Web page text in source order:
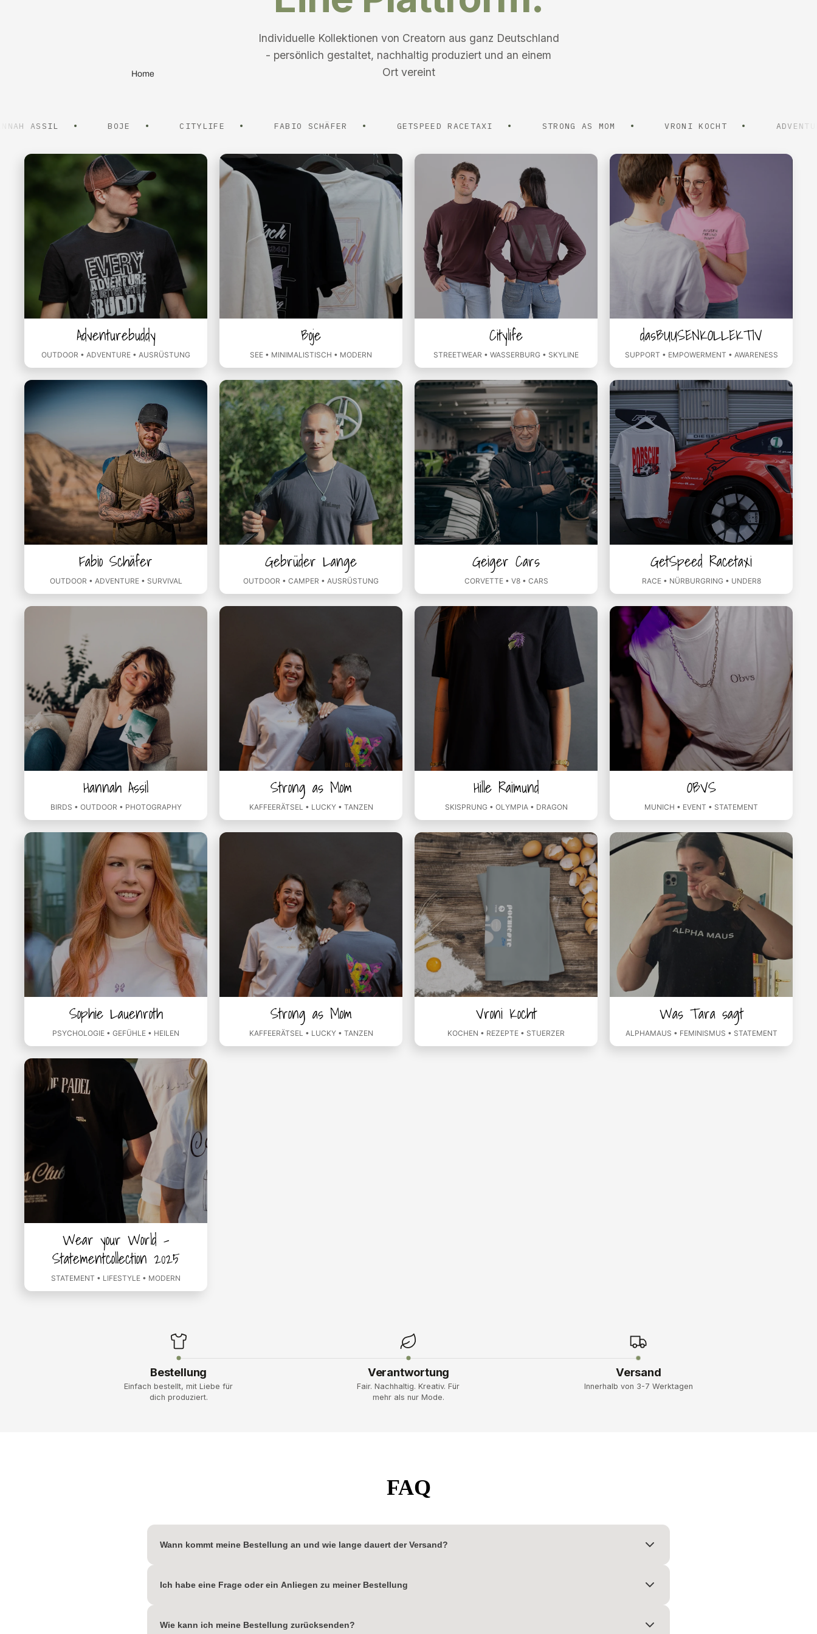
Home
Mehr
Individuelle Kollektionen von Creatorn aus ganz Deutschland
- persönlich gestaltet, nachhaltig produziert und an einem
Ort vereint
BOJE CITYLIFE FABIO SCHÄFER GETSPEED RACETAXI STRONG AS MOM VRONI KOCHT
Adventurebuddy
OUTDOOR • ADVENTURE • AUSRÜSTUNG
Boje
SEE • MINIMALISTISCH • MODERN
Citylife
STREETWEAR • WASSERBURG • SKYLINE
dasBUUSENKOLLEKTIV
SUPPORT • EMPOWERMENT • AWARENESS
Fabio Schäfer
OUTDOOR • ADVENTURE • SURVIVAL
Gebrüder Lange
OUTDOOR • CAMPER • AUSRÜSTUNG
Geiger Cars
CORVETTE • V8 • CARS
GetSpeed Racetaxi
RACE • NÜRBURGRING • UNDER8
Hannah Assil
BIRDS • OUTDOOR • PHOTOGRAPHY
Strong as Mom
KAFFEERÄTSEL • LUCKY • TANZEN
Hille Raimund
SKISPRUNG • OLYMPIA • DRAGON
OBVS
MUNICH • EVENT • STATEMENT
Sophie Lauenroth
PSYCHOLOGIE • GEFÜHLE • HEILEN
Strong as Mom
KAFFEERÄTSEL • LUCKY • TANZEN
Vroni Kocht
KOCHEN • REZEPTE • STUERZER
Was Tara sagt
ALPHAMAUS • FEMINISMUS • STATEMENT
Wear your World -
Statementcollection 2025
STATEMENT • LIFESTYLE • MODERN
Bestellung
Einfach bestellt, mit Liebe für
dich produziert.
Verantwortung
Fair. Nachhaltig. Kreativ. Für
mehr als nur Mode.
Versand
Innerhalb von 3-7 Werktagen
FAQ
Wann kommt meine Bestellung an und wie lange dauert der Versand?
Go Green versendet, kleinere Warensendungen werden mit der Deutschen Post versendet
Ich habe eine Frage oder ein Anliegen zu meiner Bestellung
Wie kann ich meine Bestellung zurücksenden?